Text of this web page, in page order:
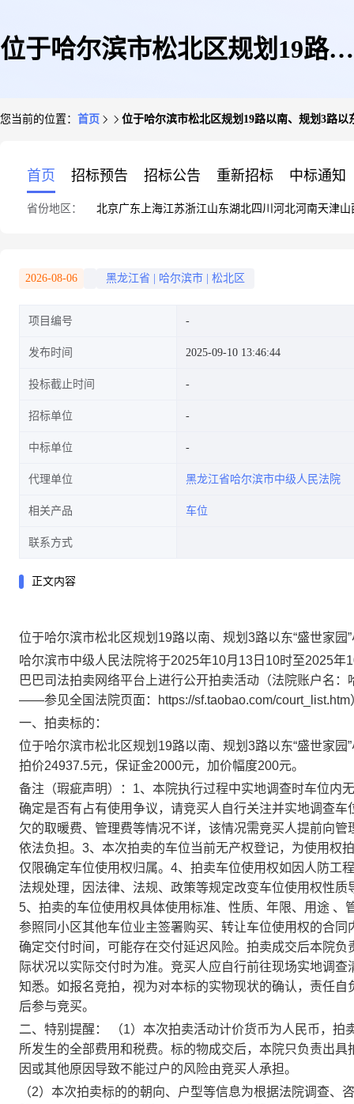
位于哈尔滨市松北区规划19路以
第一次拍卖公告
您当前的位置： 首页 位于哈尔滨市松北区规划19路以南、规划3路
首页 招标预告 招标公告 重新招标 中标通知
省份地区： 北京广东 上海江苏浙江山东湖北四川 河北河南天津山
2026-08-06 黑龙江省 哈尔滨市 松北区
项目编号
发布时间 2025-09-10 13:46:44
投标截止时间
招标单位
中标单位
代理单位 黑龙江省哈尔滨市中级人民法院
相关产品 车位
联系方式
正文内容
位于哈尔滨市松北区规划19路以南、规划3路以东“盛世家园
哈尔滨市中级人民法院将于2025年10月 13 日10时至2025年
巴巴司法拍卖网络平台上进行公开拍卖活动（法院账户名
——参见全国法院页面：https://sf.taobao.com/court_list.htm
一、 拍卖标的：
位于哈尔滨市松北区规划19路以南、规划3路以东“盛世家园
拍价24937.5元，保证金2000元，加价幅度200元。
备注（瑕疵声明）： 1、 本院执行过程中实地调查时车位内
确定是否有占有使用争议，请竞买人自行关注并实地调查
欠的取暖费、管理费等情况不详，该情况需竞买人提前向
依法负担。3、本次拍卖的车位当前无产权登记，为使用权
仅限确定车位使用权归属。4、拍卖车位使用权如因人防工
法规处理，因法律、法规、政策等规定改变车位使用权性
5、拍卖的车位使用权具体使用标准、性质、年限、用途
参照同小区其他车位业主签署购买、转让车位使用权的合
确定交付时间，可能存在交付延迟风险。 拍卖成交后本院负
际状况以实际交付时为准。竞买人应自行前往现场实地调
知悉。如报名竞拍，视为对本标的实物现状的确认，责任
后参与竞买。
二、特别提醒：
（1）本次拍卖活动计价货币为人民币，拍
所发生的全部费用和税费。标的物成交后，本院只负责出
因或其他原因导致不能过户的风险由竞买人承担。
（2）本次拍卖标的的朝向、户型等信息为根据法院调查、